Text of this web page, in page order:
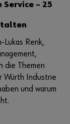
– 25
Lukas Renk,
die Themen
Würth Industrie
und warum